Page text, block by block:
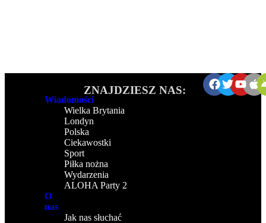
Wiadomości
Wielka Brytania
Londyn
Polska
Ciekawostki
Sport
Piłka nożna
Wydarzenia
ALOHA Party 2
O
nas
Jak nas słuchać
ZNAJDZIESZ NAS: